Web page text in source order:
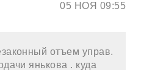
05 НОЯ 09:55
отъем управ.
янькова . куда